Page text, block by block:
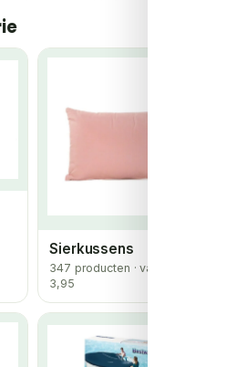
Sierkussens
347 producten · vanaf €
3,95